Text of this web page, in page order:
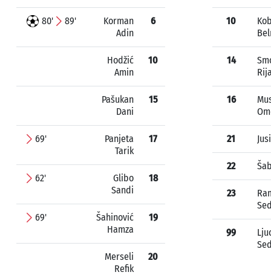
80' 89'
Korman
Adin
6
Hodžić
Amin
10
Pašukan
Dani
15
69'
Panjeta
Tarik
17
62'
Glibo
Sandi
18
69'
Šahinović
Hamza
19
Merseli
Refik
20
10
14
16
21
22
23
99